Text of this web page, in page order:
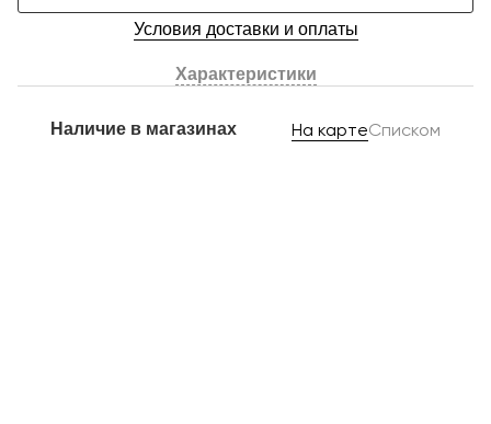
Условия доставки и оплаты
Характеристики
Наличие в магазинах На картеСписком